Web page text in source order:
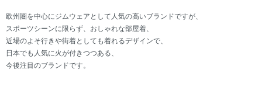
欧州圏を中心にジムウェアとして人気の高いブランドですが、
スポーツシーンに限らず、おしゃれな部屋着、
近場のよそ行きや街着としても着れるデザインで、
日本でも人気に火が付きつつある、
今後注目のブランドです。